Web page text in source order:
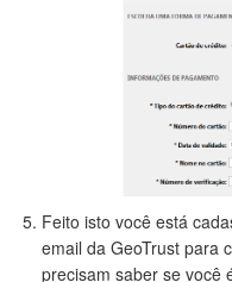
Feito isto você está
email da GeoTrust para
precisam saber se você